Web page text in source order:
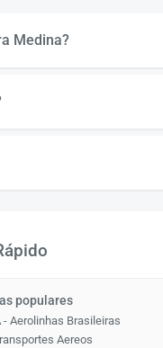
Medina?
populares
- Aerolinhas Brasileiras
Aereos